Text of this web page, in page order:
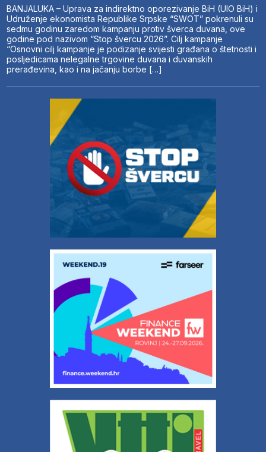
BANJALUKA – Uprava za indirektno oporezivanje BiH (UIO BiH) i
Udruženje ekonomista Republike Srpske “SWOT” pokrenuli su
sedmu godinu zaredom kampanju protiv šverca duvana, ove
godine pod nazivom “Stop švercu 2026”. Cilj kampanje
“Osnovni cilj kampanje je podizanje svijesti građana o štetnosti i
posljedicama nelegalne trgovine duvana i duvanskih
prerađevina, kao i na jačanju borbe […]